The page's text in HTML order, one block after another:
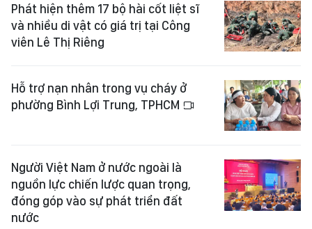
Phát hiện thêm 17 bộ hài cốt liệt sĩ
và nhiều di vật có giá trị tại Công
viên Lê Thị Riêng
Hỗ trợ nạn nhân trong vụ cháy ở
phường Bình Lợi Trung, TPHCM
Người Việt Nam ở nước ngoài là
nguồn lực chiến lược quan trọng,
đóng góp vào sự phát triển đất
nước